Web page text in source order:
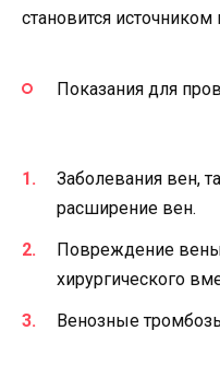
становится
Показания для
Заболевания вен,
расширение вен.
Повреждение вены
хирургического
Венозные